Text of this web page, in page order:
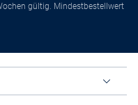
gültig. Mindestbestellwert